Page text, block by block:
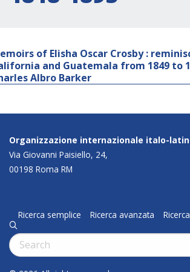
of Elisha Oscar Crosby :
and Guatemala from 1849 to
Albro Barker
Organizzazione internazionale italo-
Via Giovanni Paisiello, 24,
00198 Roma RM
Ricerca semplice Ricerca avanzata
q
Cerca: